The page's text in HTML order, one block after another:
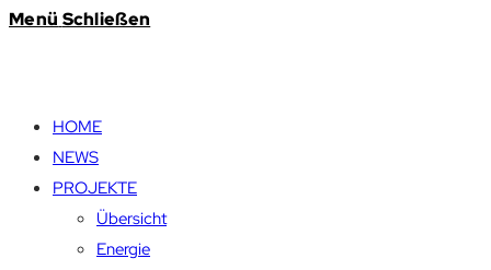
Menü Schließen
HOME
NEWS
PROJEKTE
Übersicht
Energie